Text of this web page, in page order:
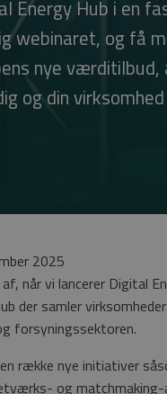
Energy Hub i en
webinaret, og få
nye
og din
2025
når vi lancerer Digital
der samler
forsyningssektoren.
række nye initiativer
og